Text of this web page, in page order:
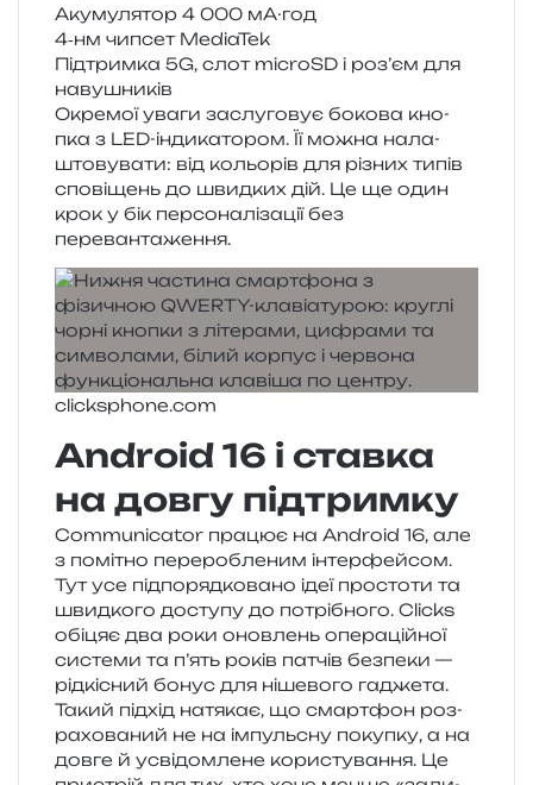
Акумулятор 4 000 мА·год
4‑нм чипсет MediaTek
Підтримка 5G, слот microSD і роз’єм для
навушників
Окремої уваги заслу­го­вує боко­ва кно­
пка з LED-інди­ка­то­ром. Її можна нала­
што­ву­ва­ти: від кольо­рів для різних типів
спо­ві­щень до швид­ких дій. Це ще один
крок у бік пер­со­на­лі­за­ції без
перевантаження.
clicksphone​.com
Android 16 і ставка
на довгу підтримку
Communicator пра­цює на Android 16, але
з помі­тно пере­ро­бле­ним інтер­фей­сом.
Тут усе під­по­ряд­ко­ва­но ідеї про­сто­ти та
швид­ко­го досту­пу до потрі­бно­го. Clicks
обі­цяє два роки онов­лень опе­ра­цій­ної
систе­ми та п’ять років патчів без­пе­ки —
рід­кі­сний бонус для ніше­во­го гаджета.
Такий під­хід натя­кає, що смар­тфон роз­
ра­хо­ва­ний не на імпуль­сну поку­пку, а на
довге й усві­дом­ле­не кори­сту­ва­н­ня. Це